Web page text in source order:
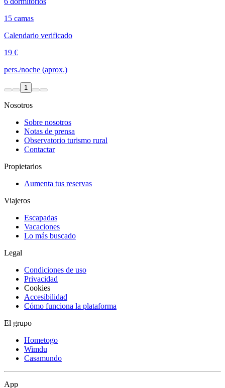
15 camas
Calendario verificado
19 €
pers./noche (aprox.)
1
Nosotros
Sobre nosotros
Notas de prensa
Observatorio turismo rural
Contactar
Propietarios
Aumenta tus reservas
Viajeros
Escapadas
Vacaciones
Lo más buscado
Legal
Condiciones de uso
Privacidad
Cookies
Accesibilidad
Cómo funciona la plataforma
El grupo
Hometogo
Wimdu
Casamundo
App